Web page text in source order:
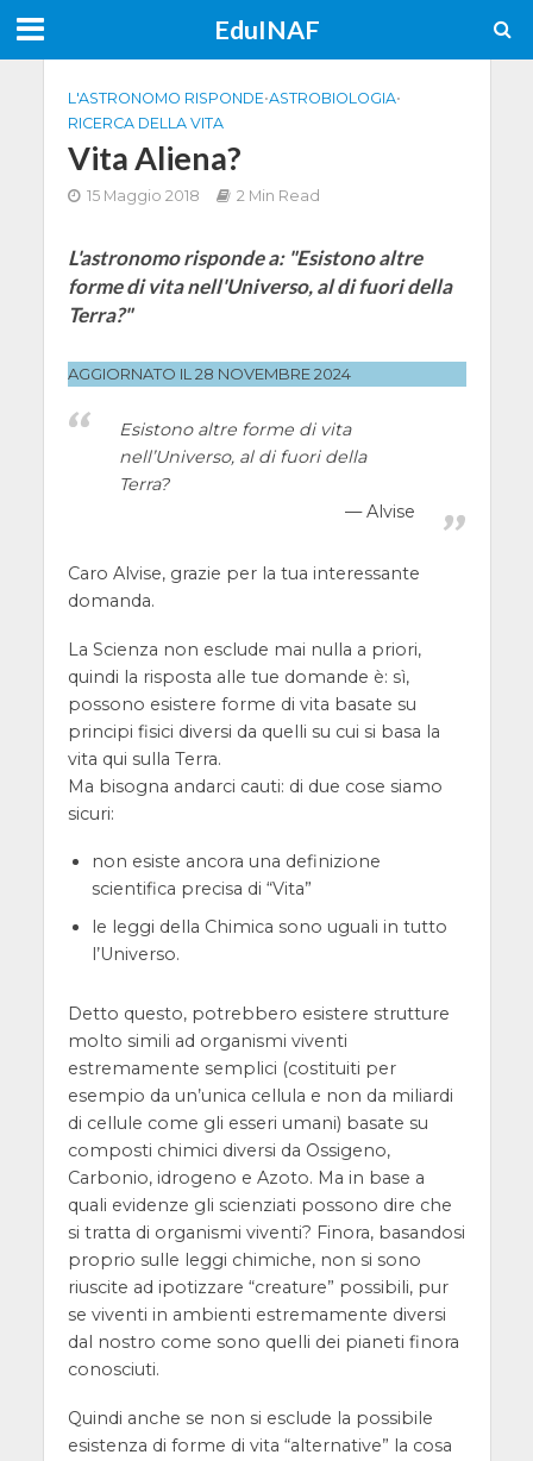
EduINAF
L'ASTRONOMO RISPONDE•ASTROBIOLOGIA•
RICERCA DELLA VITA
Vita Aliena?
15 Maggio 2018 2 Min Read
L'astronomo risponde a: "Esistono altre
forme di vita nell'Universo, al di fuori della
Terra?"
AGGIORNATO IL 28 NOVEMBRE 2024
Esistono altre forme di vita
nell’Universo, al di fuori della
Terra?
Alvise
Caro Alvise, grazie per la tua interessante
domanda.
La Scienza non esclude mai nulla a priori,
quindi la risposta alle tue domande è: sì,
possono esistere forme di vita basate su
principi fisici diversi da quelli su cui si basa la
vita qui sulla Terra.
Ma bisogna andarci cauti: di due cose siamo
sicuri:
non esiste ancora una definizione
scientifica precisa di “Vita”
le leggi della Chimica sono uguali in tutto
l’Universo.
Detto questo, potrebbero esistere strutture
molto simili ad organismi viventi
estremamente semplici (costituiti per
esempio da un’unica cellula e non da miliardi
di cellule come gli esseri umani) basate su
composti chimici diversi da Ossigeno,
Carbonio, idrogeno e Azoto. Ma in base a
quali evidenze gli scienziati possono dire che
si tratta di organismi viventi? Finora, basandosi
proprio sulle leggi chimiche, non si sono
riuscite ad ipotizzare “creature” possibili, pur
se viventi in ambienti estremamente diversi
dal nostro come sono quelli dei pianeti finora
conosciuti.
Quindi anche se non si esclude la possibile
esistenza di forme di vita “alternative” la cosa